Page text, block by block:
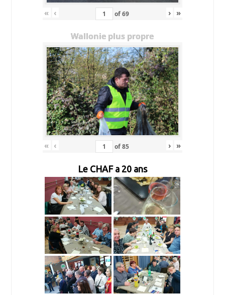
« ‹ of69 › »
Wallonie plus propre
« ‹ of85 › »
Le CHAF a 20 ans